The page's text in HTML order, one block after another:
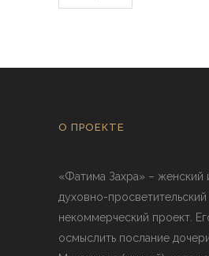
О ПРОЕКТЕ
«Фатима Захра» – женский
духовно-просветительский
некоммерческий проект.
осмыслить послание